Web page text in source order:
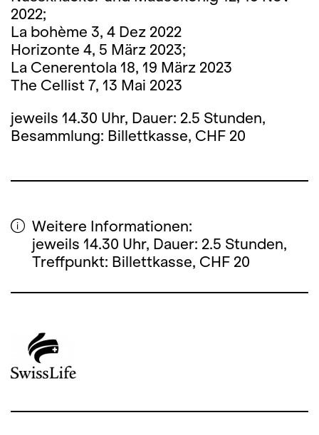
2022;
La bohème 3, 4 Dez 2022
Horizonte 4, 5 März 2023;
La Cenerentola 18, 19 März 2023
The Cellist 7, 13 Mai 2023
jeweils 14.30 Uhr, Dauer: 2.5 Stunden,
Besammlung: Billettkasse, CHF 20
Weitere Informationen:
jeweils 14.30 Uhr, Dauer: 2.5 Stunden,
Treffpunkt: Billettkasse, CHF 20